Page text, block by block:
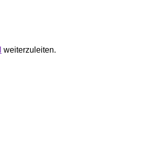
weiterzuleiten.